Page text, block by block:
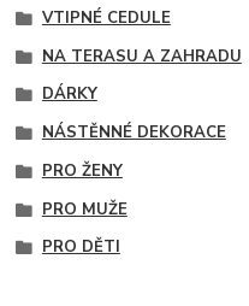
VTIPNÉ CEDULE
NA TERASU A ZAHRADU
DÁRKY
NÁSTĚNNÉ DEKORACE
PRO ŽENY
PRO MUŽE
PRO DĚTI